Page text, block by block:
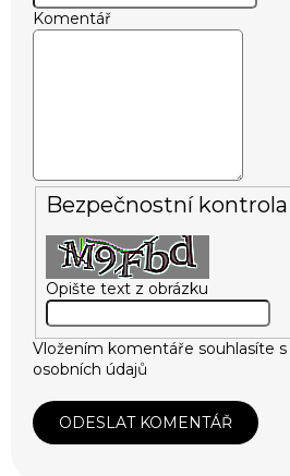
Komentář
Bezpečnostní kontrola
Opište text z obrázku
Vložením komentáře souhlasíte s
osobních údajů
ODESLAT KOMENTÁŘ